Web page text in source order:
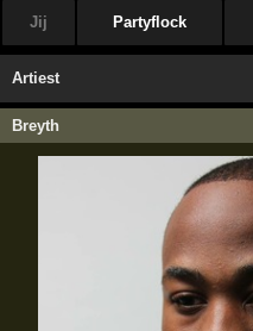
Jij Partyflock
Artiest
Breyth